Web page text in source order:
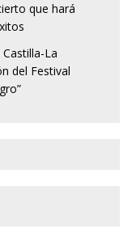
que hará
La
del Festival